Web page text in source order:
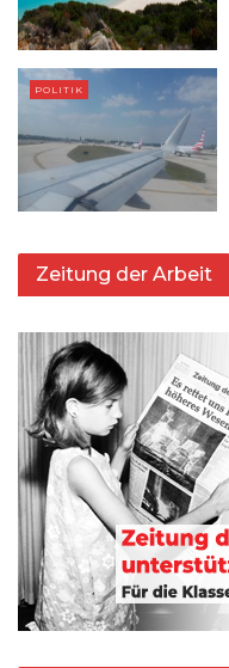
POLITIK
Zeitung der Arbeit